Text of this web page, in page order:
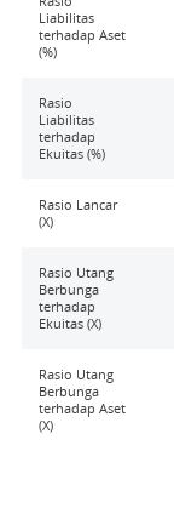
Liabilitas
terhadap Aset
(%)
Rasio
Liabilitas
terhadap
Ekuitas (%)
Rasio Lancar
(X)
Rasio Utang
Berbunga
terhadap
Ekuitas (X)
Rasio Utang
Berbunga
terhadap Aset
(X)